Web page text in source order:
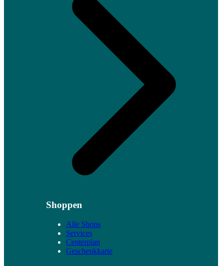
Shoppen
Alle Shops
Services
Centerplan
Geschenkkarte